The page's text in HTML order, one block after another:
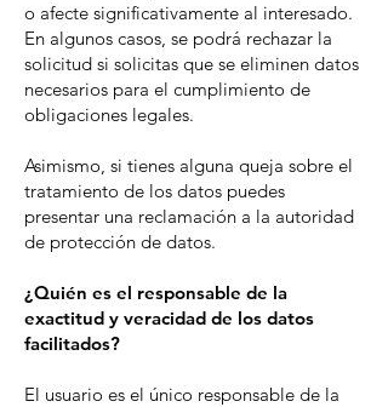
o afecte significativamente al interesado.
En algunos casos, se podrá rechazar la
solicitud si solicitas que se eliminen datos
necesarios para el cumplimiento de
obligaciones legales.
Asimismo, si tienes alguna queja sobre el
tratamiento de los datos puedes
presentar una reclamación a la autoridad
de protección de datos.
¿Quién es el responsable de la
exactitud y veracidad de los datos
facilitados?
El usuario es el único responsable de la